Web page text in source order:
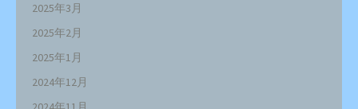
2025年3月
2025年2月
2025年1月
2024年12月